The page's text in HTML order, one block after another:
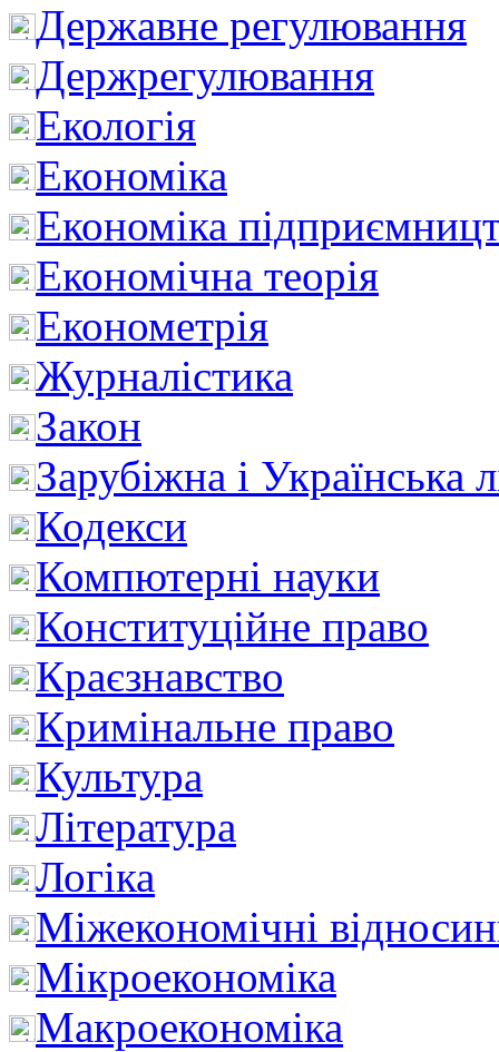
Державне регулювання
Держрегулювання
Екологія
Економіка
Економіка
Економічна теорія
Економетрія
Журналістика
Закон
Зарубіжна і Українська
Кодекси
Компютерні науки
Конституційне право
Краєзнавство
Кримінальне право
Культура
Література
Логіка
Міжекономічні
Мікроекономіка
Макроекономіка